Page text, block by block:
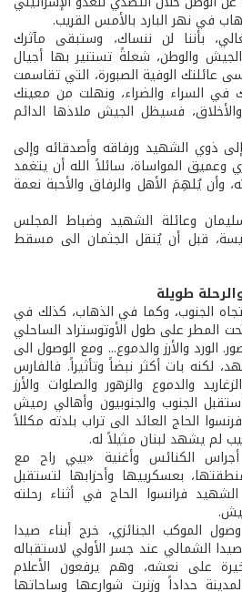
في نهر البارد بالأمس القريب.
بأننا لن ننساك، وستبقى مآثرك
والوطن، شعلةً تستنير بها أجيال
عائلتك الوفية الصبورة، التي تقاسمت
في السراء والضراء، ونهلت من معينك
فسيظل الجيش ملاذها الدائم
ذوي الشهيد ورفاقه وأصدقائه وإلى
وعميق المواساة، سائلاً الله أن يتغمد
وأن يُلهِمَ الأهل والرفاق والأحبة نعمة
وعائلة الشهيد وضباط المجلس
قبل أن يُنقل الجثمان الى مسقط
طويلة
الجنوب، وكما في الذهاب، كذلك في
المطر على طول الأوتوستراد الساحلي
الورد والأرز والدموع... ومع الوصول الى
لكنه بات أكثر نبضاً وتأثيراً. فالفارس
والدموع والزهور والصلوات والأرز
استقبل الجنوب والجنوبيون وأهالي رميش
الحاج العائد الى تراب بلدته مكللاً
يشهد لبنان مثيلاً له.
الكنائس وأغنية «بيي راح مع
بعسكرييها وأحزابها لتستقبل
فرانسوا الحاج في أثناء رحلته
الموكب الجنائزي، خرج أبناء صيدا
الشمالي عند جسر الأولي لاستقباله
على نعشه، وهم يرفعون الأعلام
حداداً وزنرت شوارعها وساحاتها